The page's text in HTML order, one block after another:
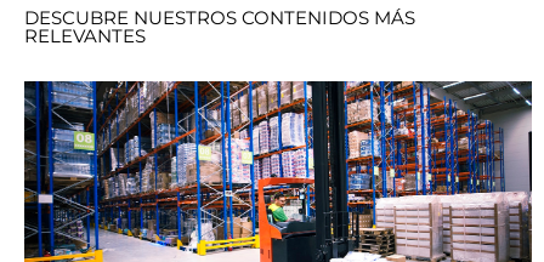
DESCUBRE NUESTROS CONTENIDOS MÁS
RELEVANTES